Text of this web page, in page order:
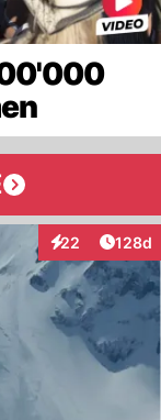
22
Interaktionen
128d